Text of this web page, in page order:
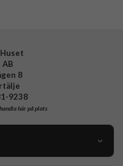
AB
8
9238
här på plats